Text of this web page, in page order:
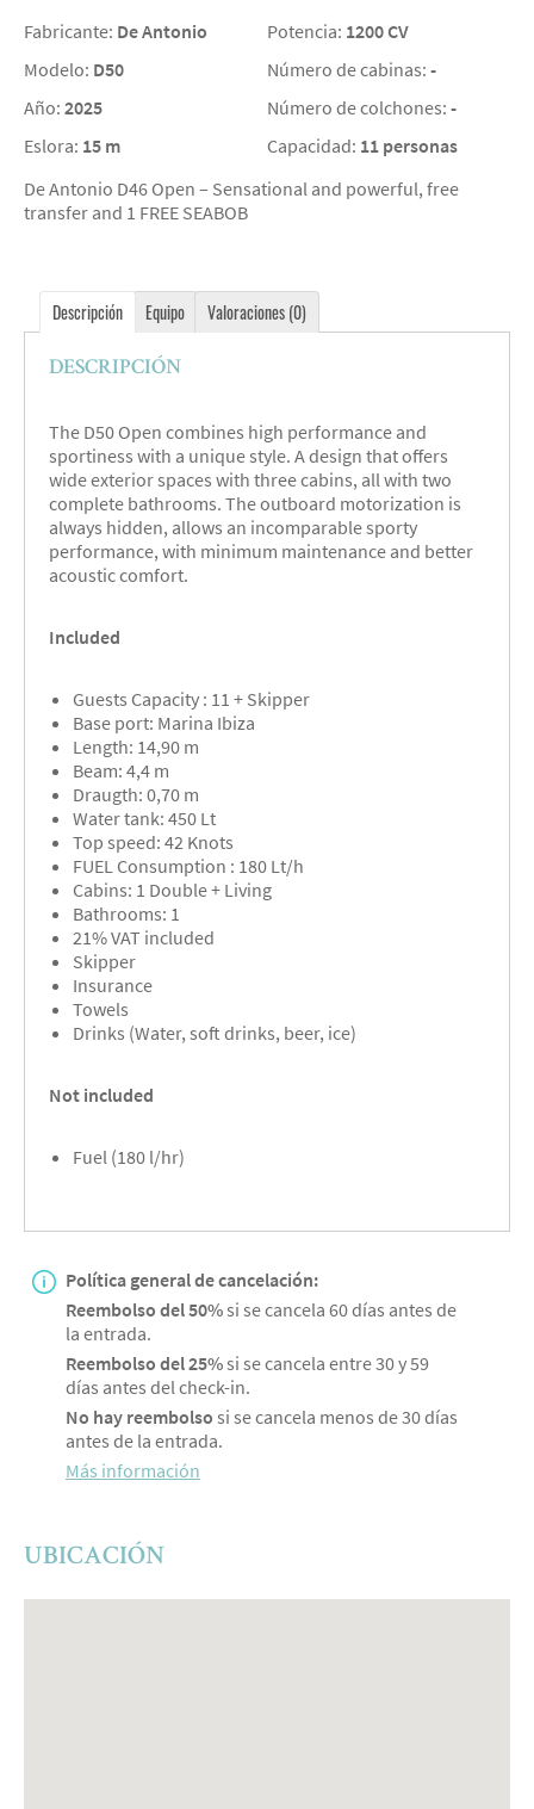
Fabricante: De Antonio
Modelo: D50
Año: 2025
Eslora: 15 m
Potencia: 1200 CV
Número de cabinas: -
Número de colchones: -
Capacidad: 11 personas
De Antonio D46 Open – Sensational and powerful, free
transfer and 1 FREE SEABOB
Descripción Equipo Valoraciones (0)
DESCRIPCIÓN
The D50 Open combines high performance and
sportiness with a unique style. A design that offers
wide exterior spaces with three cabins, all with two
complete bathrooms. The outboard motorization is
always hidden, allows an incomparable sporty
performance, with minimum maintenance and better
acoustic comfort.
Included
Guests Capacity : 11 + Skipper
Base port: Marina Ibiza
Length: 14,90 m
Beam: 4,4 m
Draugth: 0,70 m
Water tank: 450 Lt
Top speed: 42 Knots
FUEL Consumption : 180 Lt/h
Cabins: 1 Double + Living
Bathrooms: 1
21% VAT included
Skipper
Insurance
Towels
Drinks (Water, soft drinks, beer, ice)
Not included
Fuel (180 l/hr)
Política general de cancelación:
Reembolso del 50%si se cancela 60 días antes de
la entrada.
Reembolso del 25%si se cancela entre 30 y 59
días antes del check-in.
No hay reembolso si se cancela menos de 30 días
antes de la entrada.
Más información
UBICACIÓN